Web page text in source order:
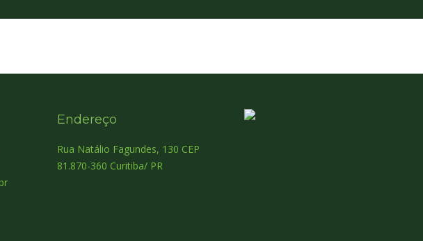
Endereço
Rua Natálio Fagundes, 130 CEP
81.870-360 Curitiba/ PR